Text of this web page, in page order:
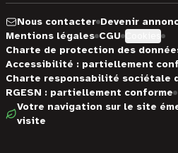
Nous contacter Devenir
Mentions légales CGU
Charte de protection des
Accessibilité : partiellement
Charte responsabilité sociétale
RGESN : partiellement conforme
Votre navigation sur le site
visite